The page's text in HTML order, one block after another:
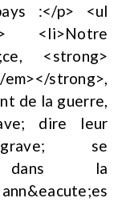
:</p> <ul
<li>Notre
<strong>
strong>,
de la guerre,
dire leur
se
dans la